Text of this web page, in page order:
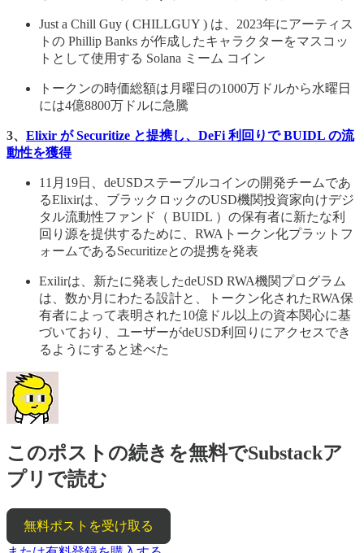
Just a Chill Guy ( CHILLGUY ) は、2023年にアーティス
トの Phillip Banks が作成したキャラクターをマスコッ
トとして使用する Solana ミーム コイン
トークンの時価総額は月曜日の1000万ドルから水曜日
には4億8800万ドルに急騰
3、 Elixir が Securitize と提携し、DeFi 利回りで BUIDL の流
動性を獲得
11月19日、deUSDステーブルコインの開発チームであ
るElixirは、ブラックロックのUSD機関投資家向けデジ
タル流動性ファンド（ BUIDL ）の保有者に新たな利
回り源を提供するために、RWAトークン化プラットフ
ォームであるSecuritizeとの提携を発表
Exilirは、新たに発表したdeUSD RWA機関プログラム
は、数か月にわたる設計と、トークン化されたRWA保
有者によって表明された10億ドル以上の資本関心に基
づいており、ユーザーがdeUSD利回りにアクセスでき
るようにすると述べた
このポストの続きを無料でSubstackア
プリで読む
無料ポストを受け取る